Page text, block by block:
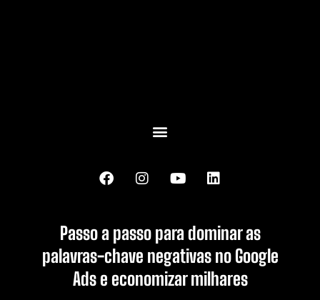
Passo a passo para dominar as
palavras-chave negativas no Google
Ads e economizar milhares